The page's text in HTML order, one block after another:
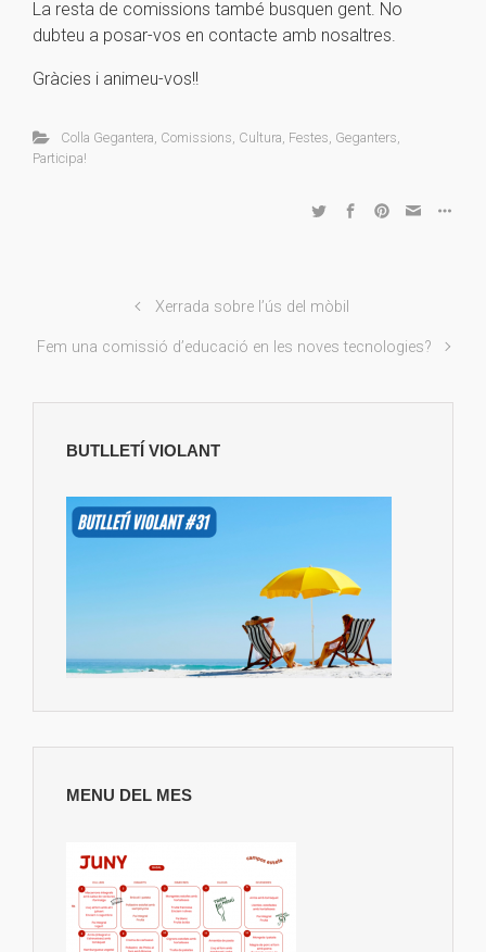
La resta de comissions també busquen gent. No
dubteu a posar-vos en contacte amb nosaltres.
Gràcies i animeu-vos!!
Colla Gegantera Comissions Cultura Festes Geganters
Participa!
Xerrada sobre l’ús del mòbil
Fem una comissió d’educació en les noves tecnologies?
BUTLLETÍ VIOLANT
MENU DEL MES